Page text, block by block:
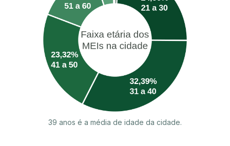
39 anos é a média de idade da cidade.